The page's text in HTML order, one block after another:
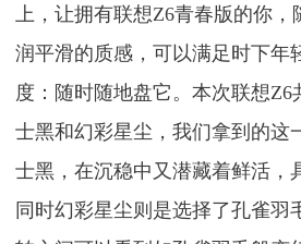
上，让拥有联想Z6青春版的你，
润平滑的质感，可以满足时下年
度：随时随地盘它。本次联想
士黑和幻彩星尘，我们拿到的这
士黑，在沉稳中又潜藏着鲜活，
同时幻彩星尘则是选择了孔雀羽